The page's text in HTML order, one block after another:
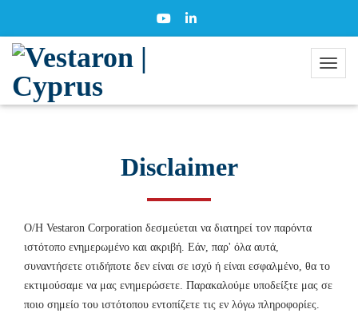
Disclaimer
Ο/Η Vestaron Corporation δεσμεύεται να διατηρεί τον παρόντα
ιστότοπο ενημερωμένο και ακριβή. Εάν, παρ' όλα αυτά,
συναντήσετε οτιδήποτε δεν είναι σε ισχύ ή είναι εσφαλμένο, θα το
εκτιμούσαμε να μας ενημερώσετε. Παρακαλούμε υποδείξτε μας σε
ποιο σημείο του ιστότοπου εντοπίζετε τις εν λόγω πληροφορίες.